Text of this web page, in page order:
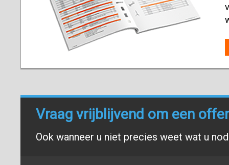
Vraag vrijblijvend om een
Ook wanneer u niet precies weet wat u